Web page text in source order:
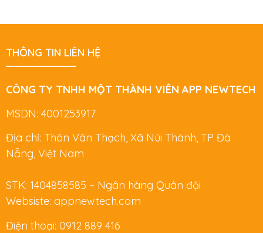
THÔNG TIN LIÊN HỆ
CÔNG TY TNHH MỘT THÀNH VIÊN APP NEWTECH
MSDN: 4001253917
Địa chỉ: Thôn Vân Thạch, Xã Núi Thành, TP Đà
Nẵng, Việt Nam
STK: 1404858585 – Ngân hàng Quân đội
Websiste: appnewtech.com
Điện thoại: 0912 889 416